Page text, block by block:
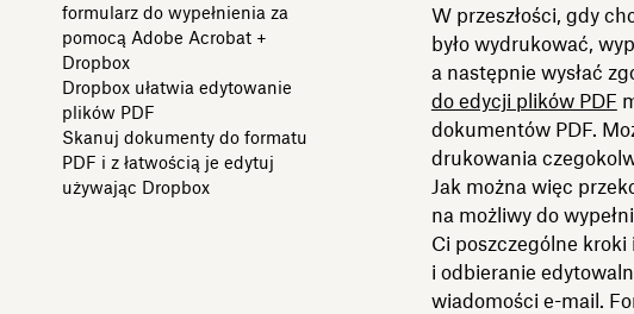
formularz do wypełnienia za
pomocą Adobe Acrobat +
Dropbox
Dropbox ułatwia edytowanie
plików PDF
Skanuj dokumenty do formatu
PDF i z łatwością je edytuj
używając Dropbox
W przeszłości, gdy
było wydrukować,
a następnie wysłać
do edycji plików PDF
dokumentów PDF.
drukowania
Jak można więc
na możliwy do
Ci poszczególne kroki
i odbieranie
wiadomości e-mail.